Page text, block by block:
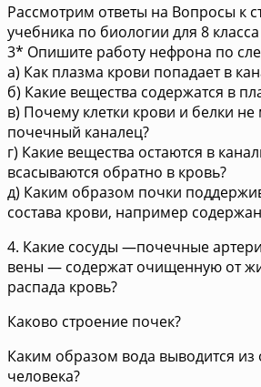
Рассмотрим ответы на Вопросы к
учебника по биологии для 8
3* Опишите работу нефрона по
а) Как плазма крови попадает в
б) Какие вещества содержатся в
в) Почему клетки крови и белки не
почечный каналец?
г) Какие вещества остаются в
всасываются обратно в кровь?
д) Каким образом почки
состава крови, например
4. Какие сосуды —почечные
вены — содержат очищенную от
распада кровь?
Каково строение почек?
Каким образом вода выводится из
человека?